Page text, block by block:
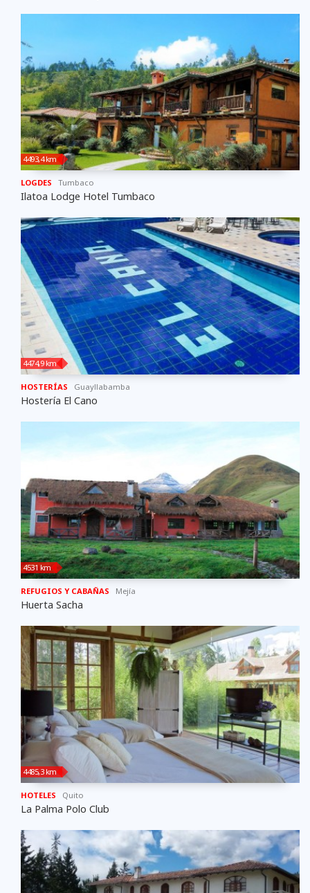
4493,4 km
LOGDES Tumbaco
Ilatoa Lodge Hotel Tumbaco
4474,9 km
HOSTERÍAS Guayllabamba
Hostería El Cano
4531 km
REFUGIOS Y CABAÑAS Mejí­a
Huerta Sacha
4485,3 km
HOTELES Quito
La Palma Polo Club